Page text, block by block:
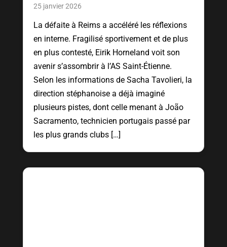
25 janvier 2026
La défaite à Reims a accéléré les réflexions
en interne. Fragilisé sportivement et de plus
en plus contesté, Eirik Horneland voit son
avenir s’assombrir à l’AS Saint-Étienne.
Selon les informations de Sacha Tavolieri, la
direction stéphanoise a déjà imaginé
plusieurs pistes, dont celle menant à João
Sacramento, technicien portugais passé par
les plus grands clubs […]